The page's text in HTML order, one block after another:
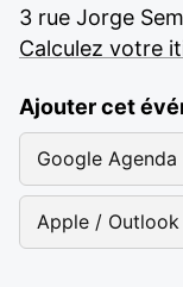
3 rue Jorge
Calculez votre
Ajouter cet
Google Agenda
Apple /